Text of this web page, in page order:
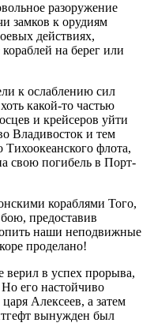
разоружение
замков к орудиям
действиях,
на берег или
к ослаблению сил
какой-то частью
и крейсеров уйти
Владивосток и тем
флота,
свою погибель в Порт-
кораблями Того,
предоставив
наши неподвижные
проделано!
в успех прорыва,
его настойчиво
Алексеев, а затем
вынужден был